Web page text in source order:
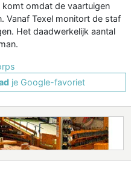
omdat de vaartuigen
Vanaf Texel monitort de staf
Het daadwerkelijk aantal
je Google-favoriet